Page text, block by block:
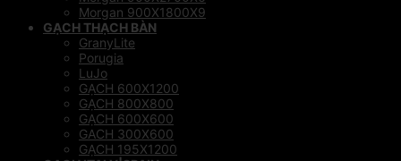
Morgan 900X1800X9
GẠCH THẠCH BÀN
GranyLite
Porugia
LuJo
GẠCH 600X1200
GẠCH 800X800
GẠCH 600X600
GACH 300X600
GẠCH 195X1200